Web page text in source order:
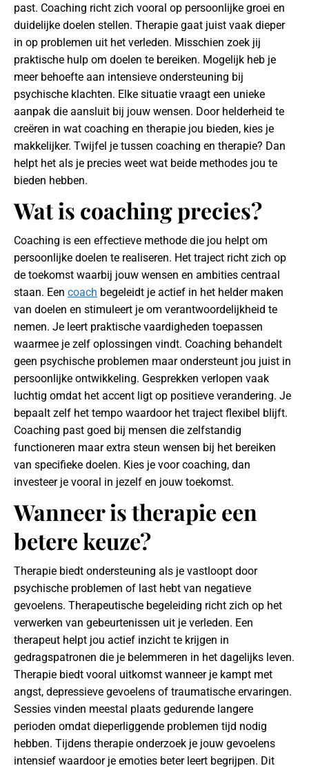
past. Coaching richt zich vooral op persoonlijke groei en
duidelijke doelen stellen. Therapie gaat juist vaak dieper
in op problemen uit het verleden. Misschien zoek jij
praktische hulp om doelen te bereiken. Mogelijk heb je
meer behoefte aan intensieve ondersteuning bij
psychische klachten. Elke situatie vraagt een unieke
aanpak die aansluit bij jouw wensen. Door helderheid te
creëren in wat coaching en therapie jou bieden, kies je
makkelijker. Twijfel je tussen coaching en therapie? Dan
helpt het als je precies weet wat beide methodes jou te
bieden hebben.
Wat is coaching precies?
Coaching is een effectieve methode die jou helpt om
persoonlijke doelen te realiseren. Het traject richt zich op
de toekomst waarbij jouw wensen en ambities centraal
staan. Een coach begeleidt je actief in het helder maken
van doelen en stimuleert je om verantwoordelijkheid te
nemen. Je leert praktische vaardigheden toepassen
waarmee je zelf oplossingen vindt. Coaching behandelt
geen psychische problemen maar ondersteunt jou juist in
persoonlijke ontwikkeling. Gesprekken verlopen vaak
luchtig omdat het accent ligt op positieve verandering. Je
bepaalt zelf het tempo waardoor het traject flexibel blijft.
Coaching past goed bij mensen die zelfstandig
functioneren maar extra steun wensen bij het bereiken
van specifieke doelen. Kies je voor coaching, dan
investeer je vooral in jezelf en jouw toekomst.
Wanneer is therapie een
betere keuze?
Therapie biedt ondersteuning als je vastloopt door
psychische problemen of last hebt van negatieve
gevoelens. Therapeutische begeleiding richt zich op het
verwerken van gebeurtenissen uit je verleden. Een
therapeut helpt jou actief inzicht te krijgen in
gedragspatronen die je belemmeren in het dagelijks leven.
Therapie biedt vooral uitkomst wanneer je kampt met
angst, depressieve gevoelens of traumatische ervaringen.
Sessies vinden meestal plaats gedurende langere
perioden omdat dieperliggende problemen tijd nodig
hebben. Tijdens therapie onderzoek je jouw gevoelens
intensief waardoor je emoties beter leert begrijpen. Dit